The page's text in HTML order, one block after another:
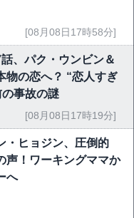
[08月08日17時58分]
、パク・ウンビン＆
物の恋へ？ “恋人すぎ
事故の謎
[08月08日17時19分]
・ヒョジン、圧倒的
声！ワーキングママか
へ